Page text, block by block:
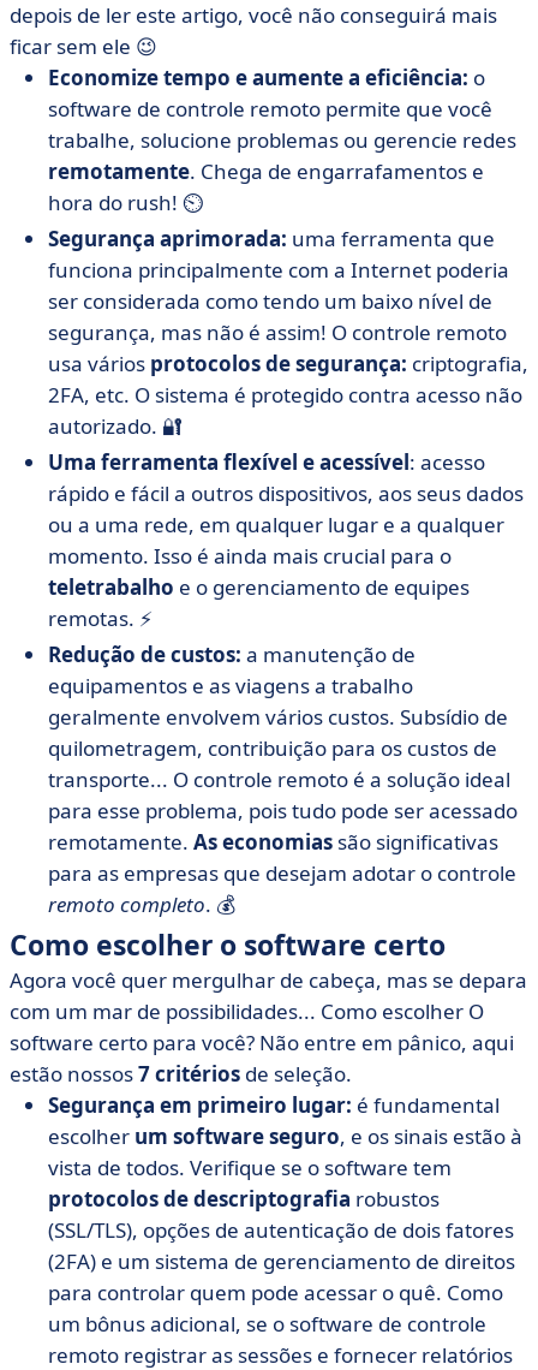
depois de ler este artigo, você não conseguirá mais
ficar sem ele 😉
Economize tempo e aumente a eficiência: o
software de controle remoto permite que você
trabalhe, solucione problemas ou gerencie redes
remotamente. Chega de engarrafamentos e
hora do rush! ⏲️
Segurança aprimorada: uma ferramenta que
funciona principalmente com a Internet poderia
ser considerada como tendo um baixo nível de
segurança, mas não é assim! O controle remoto
usa vários protocolosde segurança: criptografia,
2FA, etc. O sistema é protegido contra acesso não
autorizado. 🔐
Uma ferramenta flexível e acessível: acesso
rápido e fácil a outros dispositivos, aos seus dados
ou a uma rede, em qualquer lugar e a qualquer
momento. Isso é ainda mais crucial para o
teletrabalho e o gerenciamento de equipes
remotas. ⚡
Redução de custos: a manutenção de
equipamentos e as viagens a trabalho
geralmente envolvem vários custos. Subsídio de
quilometragem, contribuição para os custos de
transporte... O controle remoto é a solução ideal
para esse problema, pois tudo pode ser acessado
remotamente. As economias são significativas
para as empresas que desejam adotar o controle
remoto completo. 💰
Como escolher o software certo
Agora você quer mergulhar de cabeça, mas se depara
com um mar de possibilidades... Como escolher O
software certo para você? Não entre em pânico, aqui
estão nossos7 critérios de seleção.
Segurança em primeiro lugar: é fundamental
escolher um softwareseguro, e os sinais estão à
vista de todos. Verifique se o software tem
protocolosde descriptografia robustos
(SSL/TLS), opções de autenticação de dois fatores
(2FA) e um sistema de gerenciamento de direitos
para controlar quem pode acessar o quê. Como
um bônus adicional, se o software de controle
remoto registrar as sessões e fornecer relatórios